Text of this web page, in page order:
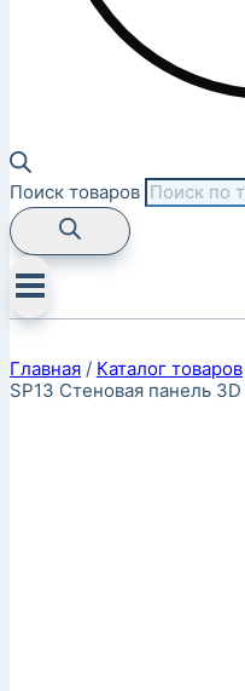
Поиск товаров
Главная / Каталог товаров
SP13 Стеновая панель